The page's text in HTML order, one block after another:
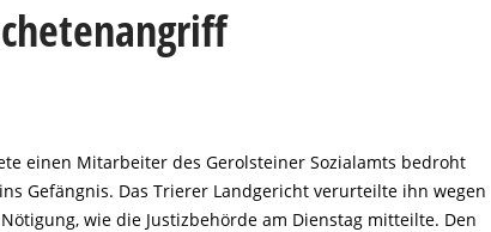
einen Mitarbeiter des Gerolsteiner Sozialamts bedroht
Gefängnis. Das Trierer Landgericht verurteilte ihn wegen
wie die Justizbehörde am Dienstag mitteilte. Den